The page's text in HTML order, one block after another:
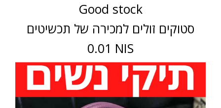
Good stock
סטוקים זולים למכירה של תכשיטים
0.01 NIS